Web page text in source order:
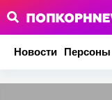
Новости Персоны